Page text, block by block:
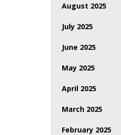
August 2025
July 2025
June 2025
May 2025
April 2025
March 2025
February 2025